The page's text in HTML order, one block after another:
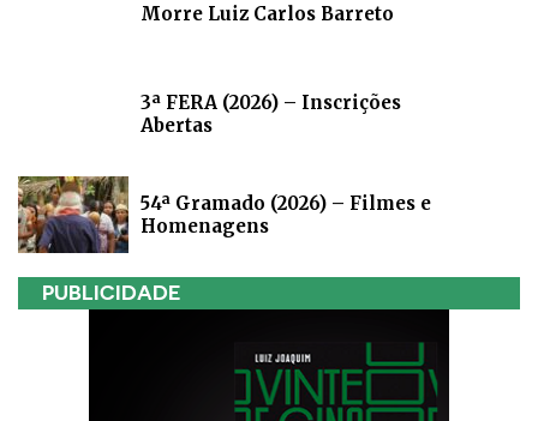
Morre Luiz Carlos Barreto
3ª FERA (2026) – Inscrições
Abertas
54ª Gramado (2026) – Filmes e
Homenagens
PUBLICIDADE